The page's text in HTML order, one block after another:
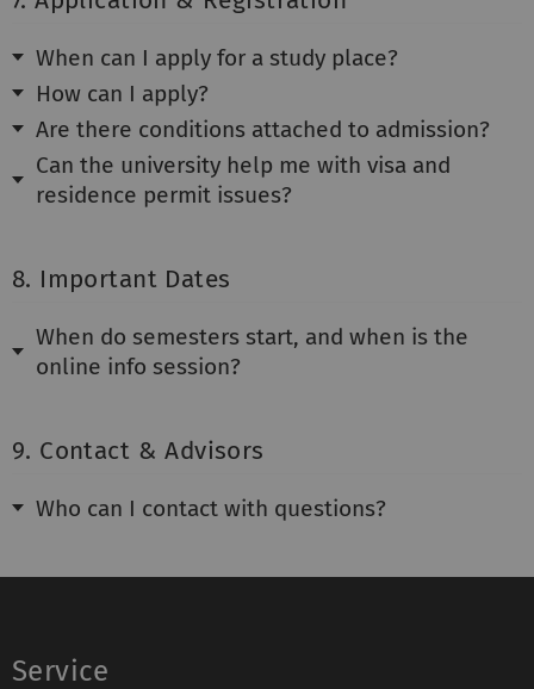
When can I apply for a study place?
How can I apply?
Are there conditions attached to admission?
Can the university help me with visa and
residence permit issues?
8. Important Dates
When do semesters start, and when is the
online info session?
9. Contact & Advisors
Who can I contact with questions?
Service